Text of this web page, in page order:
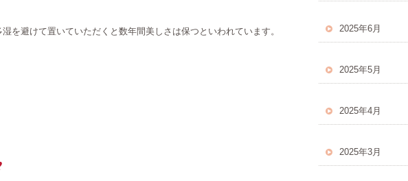
を避けて置いていただくと数年間美しさは保つといわれています。 2025年6月
2025年5月
2025年4月
2025年3月